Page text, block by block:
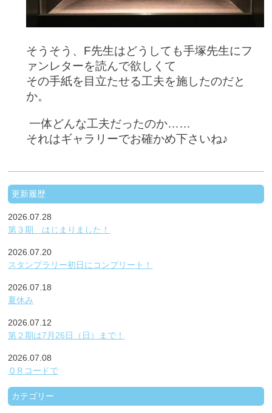
そうそう、F先生はどうしても手塚先生にフ
ァンレターを読んで欲しくて
その手紙を目立たせる工夫を施したのだと
か。
一体どんな工夫だったのか……
それはギャラリーでお確かめ下さいね♪
更新履歴
2026.07.28
第３期 はじまりました！
2026.07.20
スタンプラリー初日にコンプリート！
2026.07.18
夏休み
2026.07.12
第２期は7月26日（日）まで！
2026.07.08
ＱＲコードで
カテゴリー